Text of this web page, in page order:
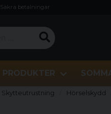
Säkra betalningar
PRODUKTER
Skytteutrustning Hörselskydd